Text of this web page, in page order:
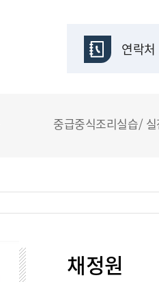
연락처
중급중식조리실습/
채정원